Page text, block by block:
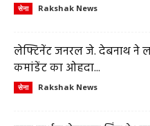
सेना Rakshak News
लेफ्टिनेंट जनरल जे. देबनाथ
कमांडेंट का ओहदा...
सेना Rakshak News